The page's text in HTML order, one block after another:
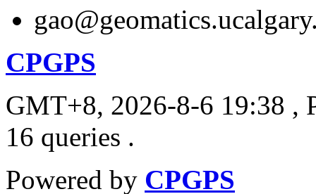
CPGPS
GMT+8, 2026-8-6 19:38 ,
16 queries .
Powered by CPGPS